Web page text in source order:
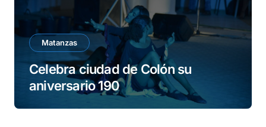
Matanzas
Celebra ciudad de Colón su
aniversario 190